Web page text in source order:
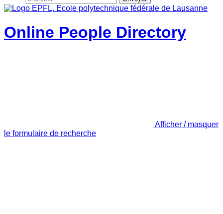
Online People Directory
Afficher / masquer
le formulaire de recherche